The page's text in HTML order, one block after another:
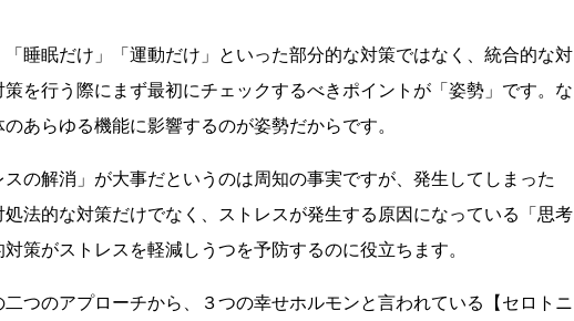
睡眠だけ」「運動だけ」といった部分的な対策ではなく、統合的な対
を行う際にまず最初にチェックするべきポイントが「姿勢」です。な
あらゆる機能に影響するのが姿勢だからです。
の解消」が大事だというのは周知の事実ですが、発生してしまった
処法的な対策だけでなく、ストレスが発生する原因になっている「思考
策がストレスを軽減しうつを予防するのに役立ちます。
つのアプローチから、３つの幸せホルモンと言われている【セロトニ